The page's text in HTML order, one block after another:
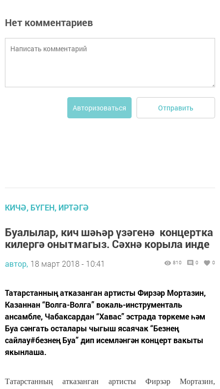
Нет комментариев
Авторизоваться Отправить
КИЧӘ, БҮГЕН, ИРТӘГӘ
Буалылар, кич шәһәр үзәгенә концертка
килергә онытмагыз. Сәхнә корыла инде
автор, 18 март 2018 - 10:41 810 0 0
Татарстанның атказанган артисты Фирзәр Мортазин,
Казаннан “Волга-Волга” вокаль-инструменталь
ансамбле, Чабаксардан “Хавас” эстрада төркеме һәм
Буа сәнгать осталары чыгыш ясаячак “Безнең
сайлау#безнең Буа” дип исемләнгән концерт вакыты
якынлаша.
Татарстанның атказанган артисты Фирзәр Мортазин,